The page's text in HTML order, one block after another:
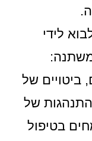
לידי
משתנה:
ביטויים של
של
בטיפול